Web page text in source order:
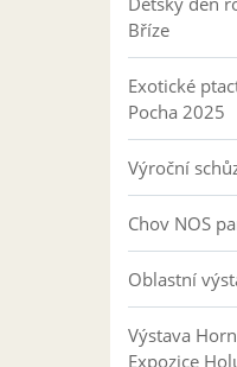
Bříze
Exotické
Pocha 2025
Výroční
Chov NOS
Oblastní
Výstava
Expozice